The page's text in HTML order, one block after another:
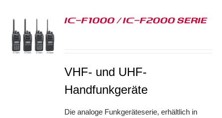
IC-F1000 / IC-F2000 SERIE
VHF- und UHF-
Handfunkgeräte
Die analoge Funkgeräteserie, erhältlich in